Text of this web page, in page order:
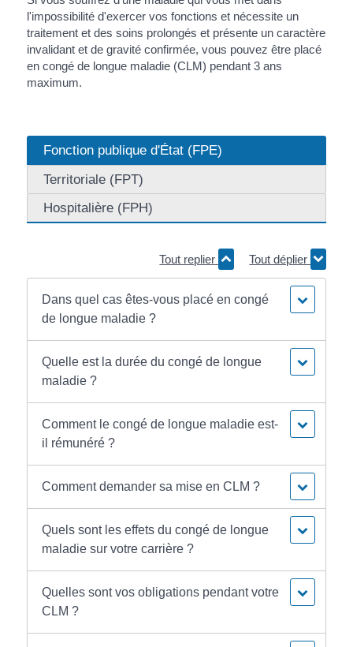
l'impossibilité d'exercer vos fonctions et nécessite un
traitement et des soins prolongés et présente un caractère
invalidant et de gravité confirmée, vous pouvez être placé
en congé de longue maladie (CLM) pendant 3 ans
maximum.
Fonction publique d'État (FPE)
Territoriale (FPT)
Hospitalière (FPH)
Tout replier Tout déplier
Dans quel cas êtes-vous placé en congé
de longue maladie ?
Quelle est la durée du congé de longue
maladie ?
Comment le congé de longue maladie est-
il rémunéré ?
Comment demander sa mise en CLM ?
Quels sont les effets du congé de longue
maladie sur votre carrière ?
Quelles sont vos obligations pendant votre
CLM ?